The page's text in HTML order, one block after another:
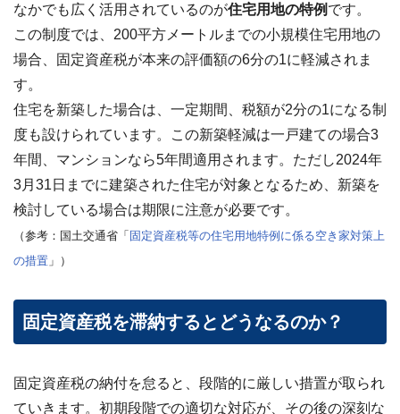
✉
い合
わせ
メー
ルフ
ら ›
📞
お電
話で
の無
定
536-
資料
（無
サー
なかでも広く活用されているのが住宅用地の特例 です。
この制度では、200平方メートルまでの小規模住宅用地の
場合、固定資産税が本来の評価額の6分の1に軽減されま
す。
住宅を新築した場合は、一定期間、税額が2分の1になる制
度も設けられています。この新築軽減は一戸建ての場合3
年間、マンションなら5年間適用されます。ただし2024年
3月31日までに建築された住宅が対象となるため、新築を
検討している場合は期限に注意が必要です。
（参考：国土交通省「 固定資産税等の住宅用地特例に係る空き家対策上
の措置 」）
固定資産税を滞納するとどうなるのか？
固定資産税の納付を怠ると、段階的に厳しい措置が取られ
ていきます。初期段階での適切な対応が、その後の深刻な